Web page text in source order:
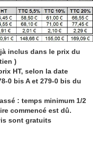
inclus dans le prix du
)
HT, selon la date
0 bis A et 279-0 bis du
: temps minimum 1/2
commencé est dû.
sont gratuits